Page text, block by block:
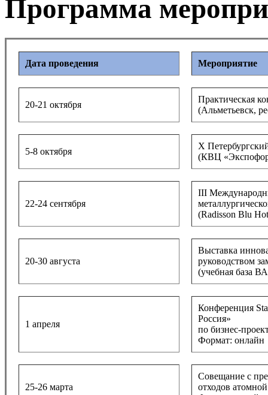
Программа
Дата проведения Мероприятие
20-21 октября
Практическая
(Альметьевск,
5-8 октября
X
(КВЦ
22-24 сентября
III
(Radisson Blu
20-30 августа
Выставка
руководством
(учебная база
1 апреля
Конференция
Россия»
по бизнес-
Формат: онлайн
25-26 марта
Совещание с
отходов